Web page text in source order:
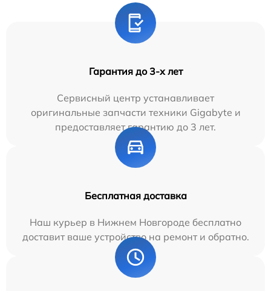
Гарантия до 3-х лет
Сервисный центр устанавливает
оригинальные запчасти техники Gigabyte и
предоставляет гарантию до 3 лет.
Бесплатная доставка
Наш курьер в Нижнем Новгороде бесплатно
доставит ваше устройство на ремонт и обратно.